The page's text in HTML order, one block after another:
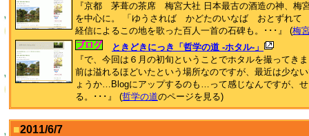
『京都 茅葺の茶席 梅宮大社 日本最古の酒造の神、梅
を中心に。 「ゆうされば かどたのいなば おとずれ
経信によるこの地を歌った百人一首の石碑も。･･･』 (梅
ときどきにっき「哲学の道 -ホタル-」
『で、今回は６月の初旬ということでホタルを撮ってき
前は溢れるほどいたという場所なのですが、最近は少な
ょうか…Blogにアップするのも…って感じなんですが、
る。･･･』 (哲学の道のページを見る)
■2011/6/7